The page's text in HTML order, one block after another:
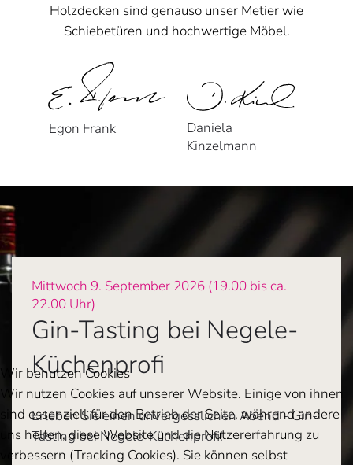
Holzdecken sind genauso unser Metier wie
Schiebetüren und hochwertige Möbel.
Egon Frank
Daniela
Kinzelmann
Mittwoch 9. September 2026 (19.00 bis ca.
22.00 Uhr)
Gin-Tasting bei Negele-
Küchenprofi
Erleben Sie einen unvergesslichen Abend - Gin-
Tasting bei Negele-Küchenprofi!
Wir benutzen Cookies
Wir nutzen Cookies auf unserer Website. Einige von ihnen
sind essenziell für den Betrieb der Seite, während andere
uns helfen, diese Website und die Nutzererfahrung zu
verbessern (Tracking Cookies). Sie können selbst